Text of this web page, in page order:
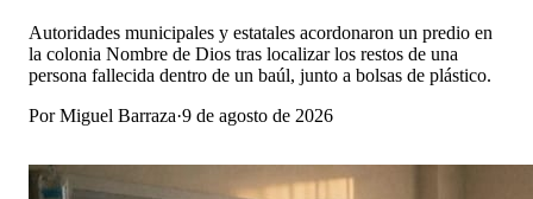
Autoridades municipales y estatales acordonaron un predio en
la colonia Nombre de Dios tras localizar los restos de una
persona fallecida dentro de un baúl, junto a bolsas de plástico.
PorMiguel Barraza·9 de agosto de 2026